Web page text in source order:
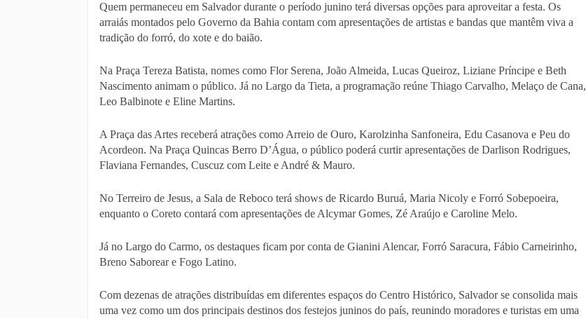
Quem permaneceu em Salvador durante o período junino terá diversas opções para aproveitar a festa. Os
arraiás montados pelo Governo da Bahia contam com apresentações de artistas e bandas que mantêm viva a
tradição do forró, do xote e do baião.
Na Praça Tereza Batista, nomes como Flor Serena, João Almeida, Lucas Queiroz, Liziane Príncipe e Beth
Nascimento animam o público. Já no Largo da Tieta, a programação reúne Thiago Carvalho, Melaço de Cana,
Leo Balbinote e Eline Martins.
A Praça das Artes receberá atrações como Arreio de Ouro, Karolzinha Sanfoneira, Edu Casanova e Peu do
Acordeon. Na Praça Quincas Berro D’Água, o público poderá curtir apresentações de Darlison Rodrigues,
Flaviana Fernandes, Cuscuz com Leite e André & Mauro.
No Terreiro de Jesus, a Sala de Reboco terá shows de Ricardo Buruá, Maria Nicoly e Forró Sobepoeira,
enquanto o Coreto contará com apresentações de Alcymar Gomes, Zé Araújo e Caroline Melo.
Já no Largo do Carmo, os destaques ficam por conta de Gianini Alencar, Forró Saracura, Fábio Carneirinho,
Breno Saborear e Fogo Latino.
Com dezenas de atrações distribuídas em diferentes espaços do Centro Histórico, Salvador se consolida mais
uma vez como um dos principais destinos dos festejos juninos do país, reunindo moradores e turistas em uma